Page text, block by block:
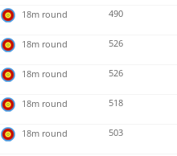
18m round 490
18m round 526
18m round 526
18m round 518
18m round 503